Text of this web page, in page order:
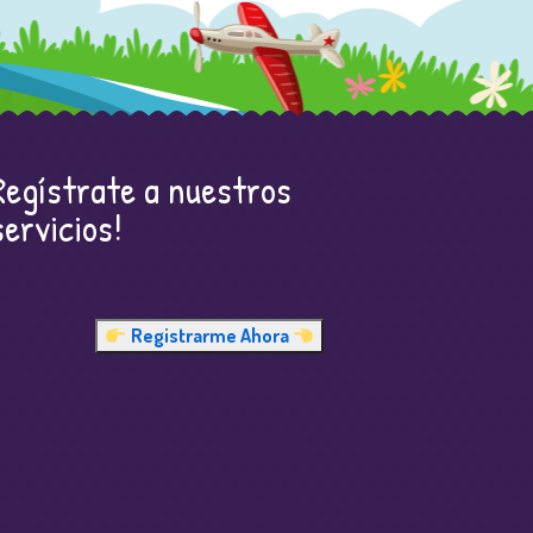
a nuestros
Registrarme Ahora